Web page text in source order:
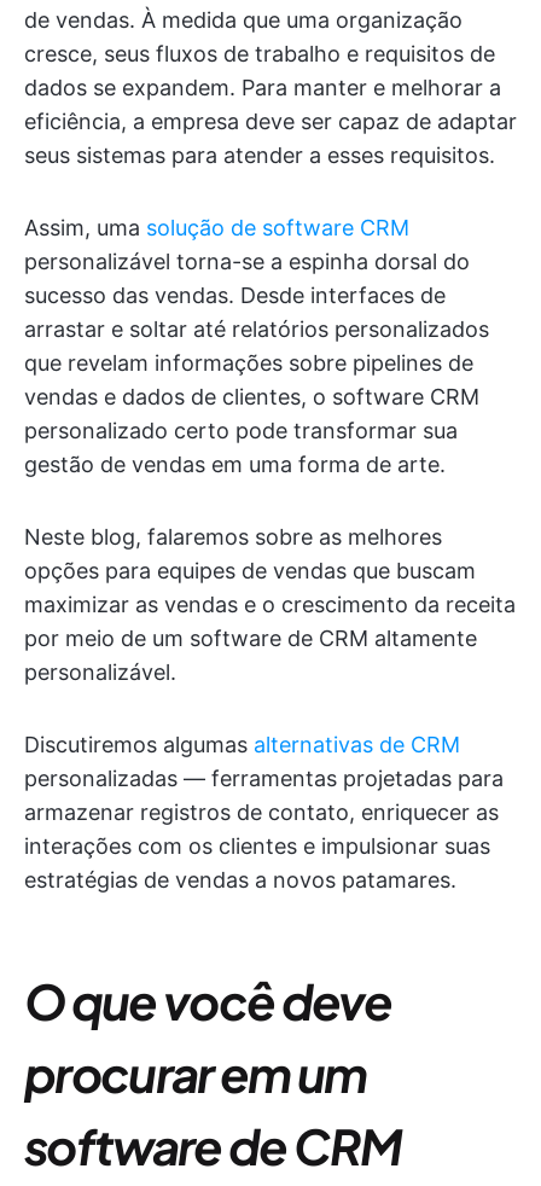
de vendas. À medida que uma organização
cresce, seus fluxos de trabalho e requisitos de
dados se expandem. Para manter e melhorar a
eficiência, a empresa deve ser capaz de adaptar
seus sistemas para atender a esses requisitos.
Assim, uma solução de software CRM
personalizável torna-se a espinha dorsal do
sucesso das vendas. Desde interfaces de
arrastar e soltar até relatórios personalizados
que revelam informações sobre pipelines de
vendas e dados de clientes, o software CRM
personalizado certo pode transformar sua
gestão de vendas em uma forma de arte.
Neste blog, falaremos sobre as melhores
opções para equipes de vendas que buscam
maximizar as vendas e o crescimento da receita
por meio de um software de CRM altamente
personalizável.
Discutiremos algumas alternativas de CRM
personalizadas — ferramentas projetadas para
armazenar registros de contato, enriquecer as
interações com os clientes e impulsionar suas
estratégias de vendas a novos patamares.
O que você deve
procurar em um
software de CRM